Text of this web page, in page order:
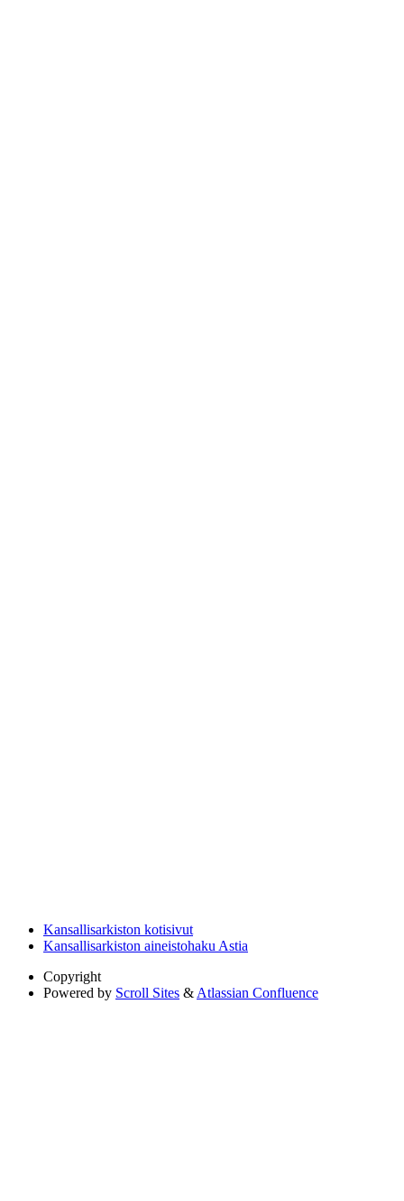
Kansallisarkiston kotisivut
Kansallisarkiston aineistohaku Astia
Copyright
Powered by Scroll Sites & Atlassian Confluence